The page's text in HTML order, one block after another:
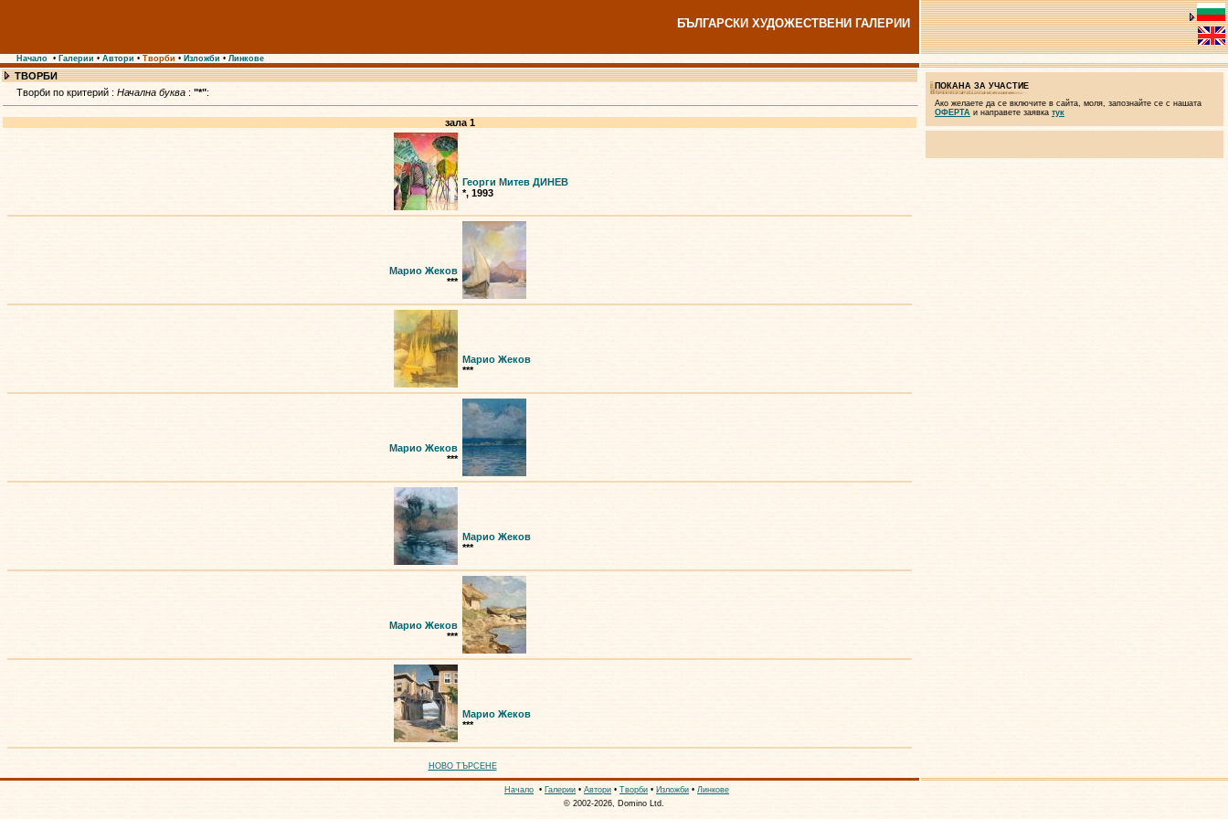
БЪЛГАРСКИ ХУДОЖЕСТВЕНИ ГАЛЕРИИ
Начало • Галерии • Автори • Творби • Изложби • Линкове
ТВОРБИ
Творби по критерий :Начална буква :"*":
зала 1
Георги Митев ДИНЕВ
*, 1993
Марио Жеков
***
Марио Жеков
***
Марио Жеков
***
Марио Жеков
***
Марио Жеков
***
Марио Жеков
***
НОВО ТЪРСЕНЕ
ПОКАНА ЗА УЧАСТИЕ
Ако желаете да се включите в сайта, моля, запознайте се с нашата
ОФЕРТА и направете заявка тук
Начало • Галерии • Автори • Творби • Изложби • Линкове
© 2002-2026, Domino Ltd.